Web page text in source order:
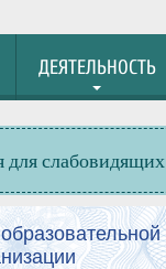
ДЕЯТЕЛЬНОСТЬ
для слабовидящих